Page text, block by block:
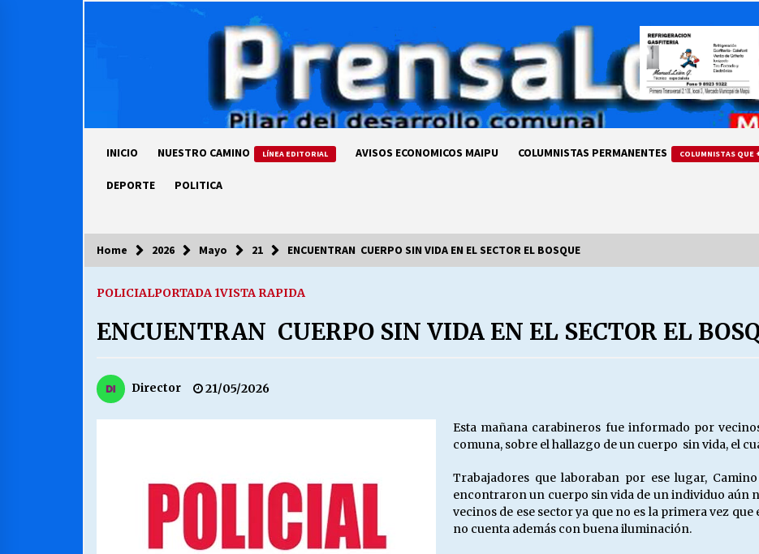
INICIO NUESTRO CAMINO LÍNEA EDITORIAL AVISOS ECONOMICOS MAIPU COLUMNISTAS PERMANENTES COLUMNISTAS QUE
DEPORTE POLITICA
COLUMNISTA
luz… ¿Y cuándo van a bajar?
03/08/2026
69 AÑOS DE HISTORIA
28/07/2026
MUNICIPALIDAD, TRABAJADORES,
CLIMA LABORAL:
28/05/2026
S.O.S. a los ricos, Save Our Souls
(Salvar Nuestras Almas)
¿Asesores con doble sueldo?
Home 2026 Mayo 21 ENCUENTRAN CUERPO SIN VIDA EN EL SECTOR EL BOSQUE
POLICIALPORTADA 1VISTA RAPIDA
ENCUENTRAN CUERPO SIN VIDA EN EL SECTOR EL
Director 21/05/2026
Esta mañana carabineros fue informado por
comuna, sobre el hallazgo de un cuerpo sin vida, el
Trabajadores que laboraban por ese lugar,
encontraron un cuerpo sin vida de un individuo aún
vecinos de ese sector ya que no es la primera vez
no cuenta además con buena iluminación.